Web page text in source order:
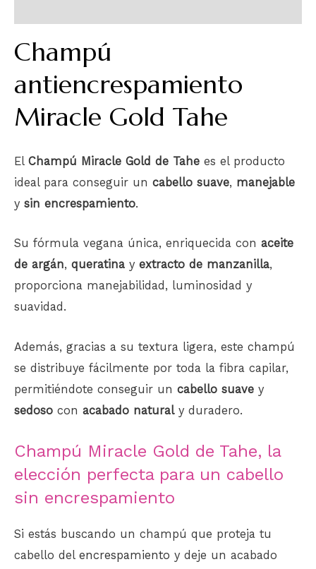
Champú
antiencrespamiento
Miracle Gold Tahe
El Champú Miracle Gold de Tahe es el producto
ideal para conseguir un cabello suave, manejable
y sin encrespamiento.
Su fórmula vegana única, enriquecida con aceite
de argán, queratina y extracto de manzanilla,
proporciona manejabilidad, luminosidad y
suavidad.
Además, gracias a su textura ligera, este champú
se distribuye fácilmente por toda la fibra capilar,
permitiéndote conseguir un cabello suave y
sedoso con acabado naturaly duradero.
Champú Miracle Gold de Tahe, la
elección perfecta para un cabello
sin encrespamiento
Si estás buscando un champú que proteja tu
cabello del encrespamiento y deje un acabado